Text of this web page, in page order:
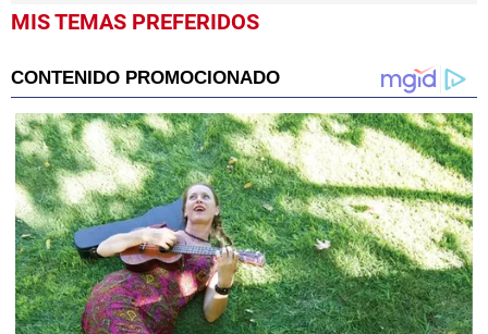
MIS TEMAS PREFERIDOS